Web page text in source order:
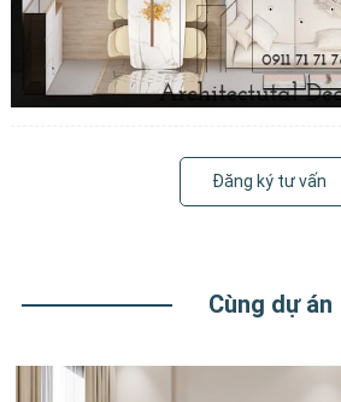
Đăng ký tư vấn
Cùng dự án